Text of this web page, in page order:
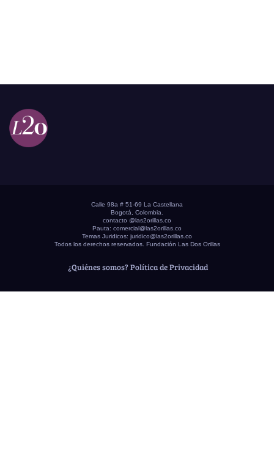
Calle 98a # 51-69 La Castellana
Bogotá, Colombia.
contacto @las2orillas.co
Pauta: comercial@las2orillas.co
Temas Juridicos: juridico@las2orillas.co
Todos los derechos reservados. Fundación Las Dos Orillas
¿Quiénes somos? Política de Privacidad